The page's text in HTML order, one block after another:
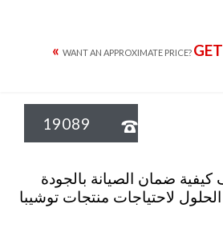

19089
لأننا نعرف كيفية ضمان الصيانة بالجودة
لاحتياجات منتجات توشيبا